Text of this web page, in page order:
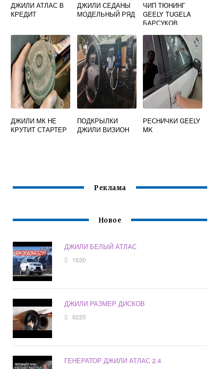
ДЖИЛИ АТЛАС В
КРЕДИТ
ДЖИЛИ СЕДАНЫ
МОДЕЛЬНЫЙ РЯД
ЧИП ТЮНИНГ
GEELY TUGELA
БАРСУКОВ
ДЖИЛИ МК НЕ
КРУТИТ СТАРТЕР
ПОДКРЫЛКИ
ДЖИЛИ ВИЗИОН
РЕСНИЧКИ GEELY
MK
Реклама
Новое
ДЖИЛИ БЕЛЫЙ АТЛАС
1630
ДЖИЛИ РАЗМЕР ДИСКОВ
9220
ГЕНЕРАТОР ДЖИЛИ АТЛАС 2.4